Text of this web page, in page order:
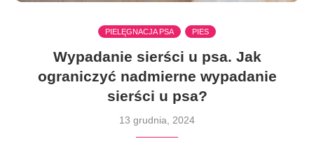
PIELĘGNACJA PSA PIES
Wypadanie sierści u psa. Jak
ograniczyć nadmierne wypadanie
sierści u psa?
13 grudnia, 2024